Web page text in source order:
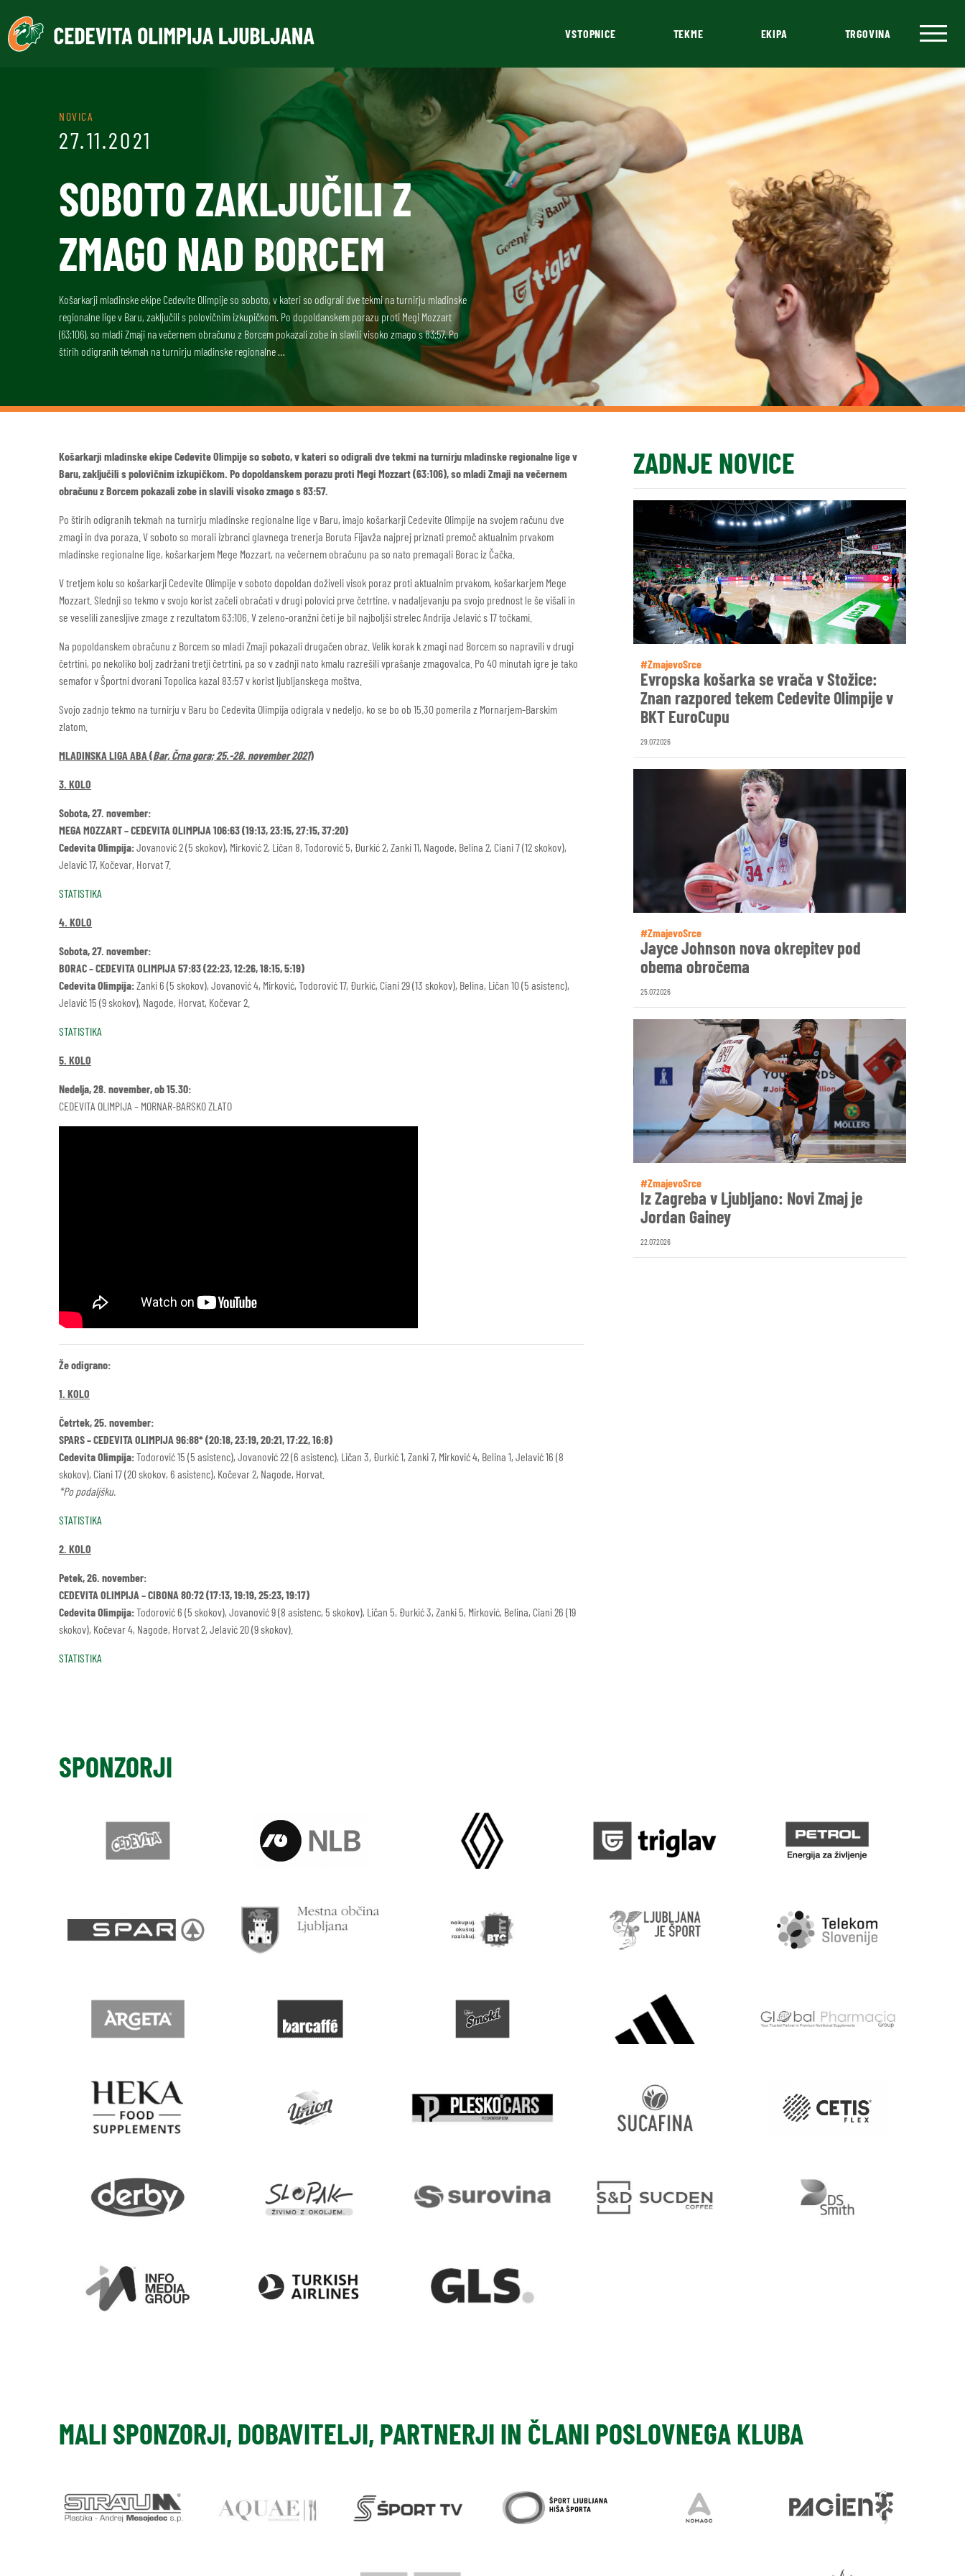
VSTOPNICE TEKME EKIPA TRGOVINA
NOVICA
27.11.2021
SOBOTO ZAKLJUČILI Z
ZMAGO NAD BORCEM
Košarkarji mladinske ekipe Cedevite Olimpije so soboto, v kateri so odigrali dve tekmi na turnirju mladinske
regionalne lige v Baru, zaključili s polovičnim izkupičkom. Po dopoldanskem porazu proti Megi Mozzart
(63:106), so mladi Zmaji na večernem obračunu z Borcem pokazali zobe in slavili visoko zmago s 83:57. Po
štirih odigranih tekmah na turnirju mladinske regionalne …
Košarkarji mladinske ekipe Cedevite Olimpije so soboto, v kateri so odigrali dve tekmi na turnirju mladinske regionalne lige v
Baru, zaključili s polovičnim izkupičkom. Po dopoldanskem porazu proti Megi Mozzart (63:106), so mladi Zmaji na večernem
obračunu z Borcem pokazali zobe in slavili visoko zmago s 83:57.
Po štirih odigranih tekmah na turnirju mladinske regionalne lige v Baru, imajo košarkarji Cedevite Olimpije na svojem računu dve
zmagi in dva poraza. V soboto so morali izbranci glavnega trenerja Boruta Fijavža najprej priznati premoč aktualnim prvakom
mladinske regionalne lige, košarkarjem Mege Mozzart, na večernem obračunu pa so nato premagali Borac iz Čačka.
V tretjem kolu so košarkarji Cedevite Olimpije v soboto dopoldan doživeli visok poraz proti aktualnim prvakom, košarkarjem Mege
Mozzart. Slednji so tekmo v svojo korist začeli obračati v drugi polovici prve četrtine, v nadaljevanju pa svojo prednost le še višali in
se veselili zanesljive zmage z rezultatom 63:106. V zeleno-oranžni četi je bil najboljši strelec Andrija Jelavić s 17 točkami.
Na popoldanskem obračunu z Borcem so mladi Zmaji pokazali drugačen obraz. Velik korak k zmagi nad Borcem so napravili v drugi
četrtini, po nekoliko bolj zadržani tretji četrtini, pa so v zadnji nato kmalu razrešili vprašanje zmagovalca. Po 40 minutah igre je tako
semafor v Športni dvorani Topolica kazal 83:57 v korist ljubljanskega moštva.
Svojo zadnjo tekmo na turnirju v Baru bo Cedevita Olimpija odigrala v nedeljo, ko se bo ob 15.30 pomerila z Mornarjem-Barskim
zlatom.
MLADINSKA LIGA ABA (Bar, Črna gora; 25.-28. november 2021)
3. KOLO
Sobota, 27. november:
MEGA MOZZART – CEDEVITA OLIMPIJA 106:63 (19:13, 23:15, 27:15, 37:20)
Cedevita Olimpija:Jovanović 2 (5 skokov), Mirković 2, Ličan 8, Todorović 5, Đurkić 2, Zanki 11, Nagode, Belina 2, Ciani 7 (12 skokov),
Jelavić 17, Kočevar, Horvat 7.
STATISTIKA
4. KOLO
Sobota, 27. november:
BORAC – CEDEVITA OLIMPIJA 57:83 (22:23, 12:26, 18:15, 5:19)
Cedevita Olimpija:Zanki 6 (5 skokov), Jovanović 4, Mirković, Todorović 17, Đurkić, Ciani 29 (13 skokov), Belina, Ličan 10 (5 asistenc),
Jelavić 15 (9 skokov), Nagode, Horvat, Kočevar 2.
STATISTIKA
5. KOLO
Nedelja, 28. november, ob 15.30:
CEDEVITA OLIMPIJA – MORNAR-BARSKO ZLATO
Že odigrano:
1. KOLO
Četrtek, 25. november:
SPARS – CEDEVITA OLIMPIJA 96:88* (20:18, 23:19, 20:21, 17:22, 16:8)
Cedevita Olimpija:Todorović 15 (5 asistenc), Jovanović 22 (6 asistenc), Ličan 3, Đurkić 1, Zanki 7, Mirković 4, Belina 1, Jelavić 16 (8
skokov), Ciani 17 (20 skokov, 6 asistenc), Kočevar 2, Nagode, Horvat.
*Po podaljšku.
STATISTIKA
2. KOLO
Petek, 26. november:
CEDEVITA OLIMPIJA – CIBONA 80:72 (17:13, 19:19, 25:23, 19:17)
Cedevita Olimpija:Todorović 6 (5 skokov), Jovanović 9 (8 asistenc, 5 skokov), Ličan 5, Đurkić 3, Zanki 5, Mirković, Belina, Ciani 26 (19
skokov), Kočevar 4, Nagode, Horvat 2, Jelavić 20 (9 skokov).
STATISTIKA
ZADNJE NOVICE
#ZmajevoSrce
Evropska košarka se vrača v Stožice:
Znan razpored tekem Cedevite Olimpije v
BKT EuroCupu
29.07.2026
#ZmajevoSrce
Jayce Johnson nova okrepitev pod
obema obročema
25.07.2026
#ZmajevoSrce
Iz Zagreba v Ljubljano: Novi Zmaj je
Jordan Gainey
22.07.2026
SPONZORJI
MALI SPONZORJI, DOBAVITELJI, PARTNERJI IN ČLANI POSLOVNEGA KLUBA